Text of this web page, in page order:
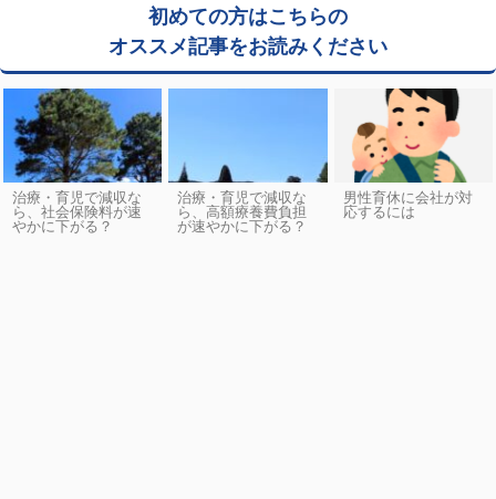
初めての方はこちらの
オススメ記事をお読みください
治療・育児で減収な
ら、社会保険料が速
やかに下がる？
治療・育児で減収な
ら、高額療養費負担
が速やかに下がる？
男性育休に会社が対
応するには